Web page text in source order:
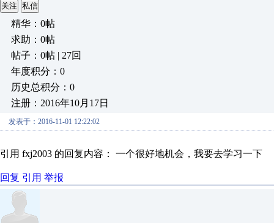
关注 私信
精华：0帖
求助：0帖
帖子：0帖 | 27回
年度积分：0
历史总积分：0
注册：2016年10月17日
发表于：2016-11-01 12:22:02
引用 fxj2003 的回复内容： 一个很好地机会，我要去学习一下
回复 引用 举报